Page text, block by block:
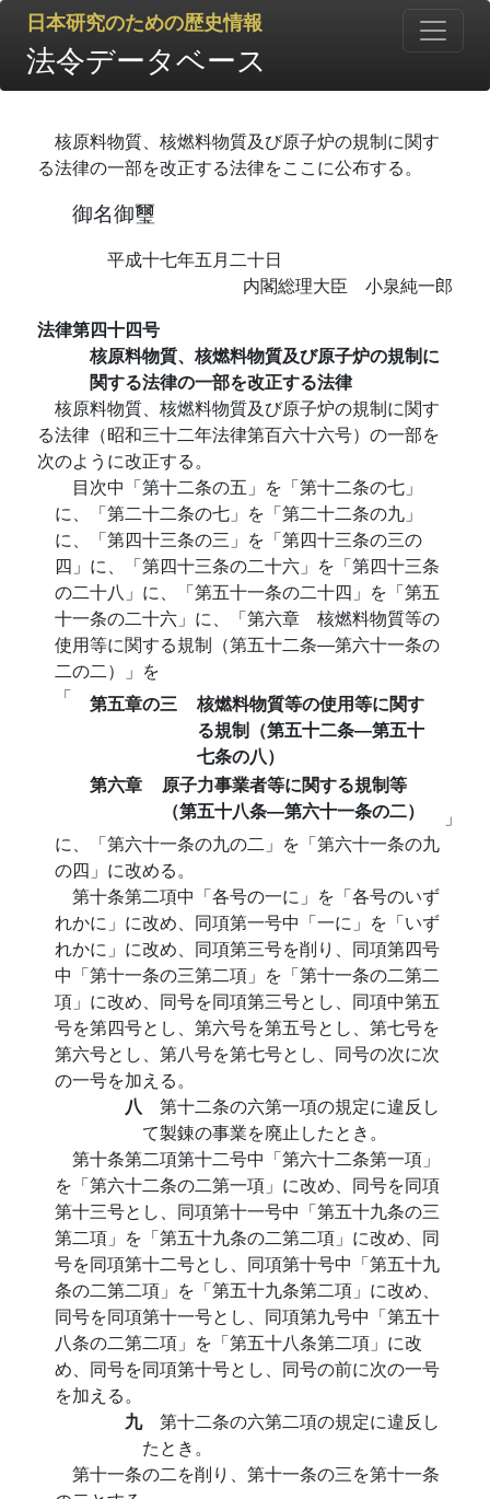
日本研究のための歴史情報
法令データベース
核原料物質、核燃料物質及び原子炉の規制に関す
る法律の一部を改正する法律をここに公布する。
御名御璽
平成十七年五月二十日
内閣総理大臣 小泉純一郎
法律第四十四号
核原料物質、核燃料物質及び原子炉の規制に
関する法律の一部を改正する法律
核原料物質、核燃料物質及び原子炉の規制に関す
る法律（昭和三十二年法律第百六十六号）の一部を
次のように改正する。
目次中「第十二条の五」を「第十二条の七」
に、「第二十二条の七」を「第二十二条の九」
に、「第四十三条の三」を「第四十三条の三の
四」に、「第四十三条の二十六」を「第四十三条
の二十八」に、「第五十一条の二十四」を「第五
十一条の二十六」に、「第六章 核燃料物質等の
使用等に関する規制（第五十二条―第六十一条の
二の二）」を
「
第五章の三
核燃料物質等の使用等に関す
る規制（第五十二条―第五十
七条の八）
第六章
原子力事業者等に関する規制等
（第五十八条―第六十一条の二）
」
に、「第六十一条の九の二」を「第六十一条の九
の四」に改める。
第十条第二項中「各号の一に」を「各号のいず
れかに」に改め、同項第一号中「一に」を「いず
れかに」に改め、同項第三号を削り、同項第四号
中「第十一条の三第二項」を「第十一条の二第二
項」に改め、同号を同項第三号とし、同項中第五
号を第四号とし、第六号を第五号とし、第七号を
第六号とし、第八号を第七号とし、同号の次に次
の一号を加える。
八 第十二条の六第一項の規定に違反し
て製錬の事業を廃止したとき。
第十条第二項第十二号中「第六十二条第一項」
を「第六十二条の二第一項」に改め、同号を同項
第十三号とし、同項第十一号中「第五十九条の三
第二項」を「第五十九条の二第二項」に改め、同
号を同項第十二号とし、同項第十号中「第五十九
条の二第二項」を「第五十九条第二項」に改め、
同号を同項第十一号とし、同項第九号中「第五十
八条の二第二項」を「第五十八条第二項」に改
め、同号を同項第十号とし、同号の前に次の一号
を加える。
九 第十二条の六第二項の規定に違反し
たとき。
第十一条の二を削り、第十一条の三を第十一条